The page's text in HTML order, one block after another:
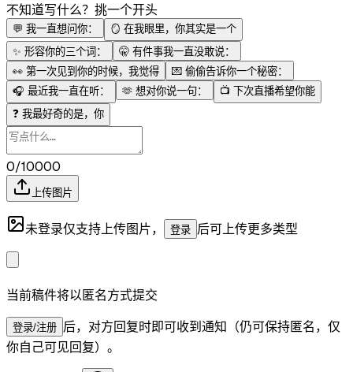
不知道写什么？挑一个开头
💬 我一直想问你： 🪞 在我眼里，你其实是一个
✨ 形容你的三个词： 🤫 有件事我一直没敢说：
👀 第一次见到你的时候，我觉得 💌 偷偷告诉你一个秘密：
🎧 最近我一直在听： 🫶 想对你说一句： 📺 下次直播希望你能
❓ 我最好奇的是，你
0/10000
上传图片
未登录仅支持上传图片， 登录 后可上传更多类型
当前稿件将以匿名方式提交
登录/注册 后，对方回复时即可收到通知（仍可保持匿名，仅
你自己可见回复）。